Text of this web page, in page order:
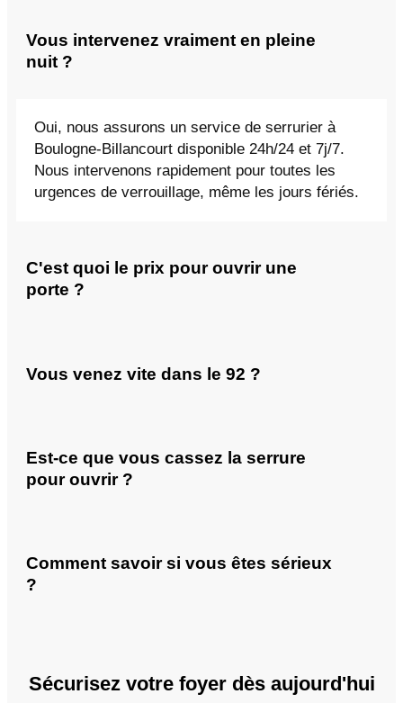
Vous intervenez vraiment en pleine
nuit ?
Oui, nous assurons un service de serrurier à
Boulogne-Billancourt disponible 24h/24 et 7j/7.
Nous intervenons rapidement pour toutes les
urgences de verrouillage, même les jours fériés.
C'est quoi le prix pour ouvrir une
porte ?
Vous venez vite dans le 92 ?
Est-ce que vous cassez la serrure
pour ouvrir ?
Comment savoir si vous êtes sérieux
?
Sécurisez votre foyer dès aujourd'hui